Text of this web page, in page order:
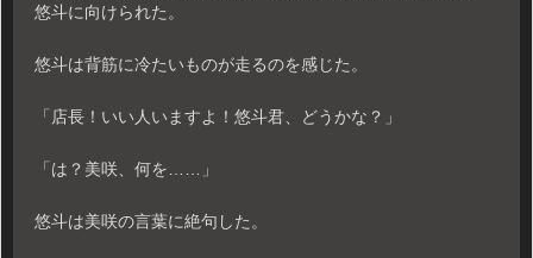
悠斗に向けられた。
悠斗は背筋に冷たいものが走るのを感じた。
「店長！いい人いますよ！悠斗君、どうかな？」
「は？美咲、何を……」
悠斗は美咲の言葉に絶句した。